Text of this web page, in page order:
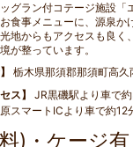
グラン付コテージ施設「
食事メニューに、源泉か
地からもアクセスも良く
が整っています。
栃木県那須郡那須町高
ス
JR黒磯駅より車で
スマートICより車で約12
)・ケージ